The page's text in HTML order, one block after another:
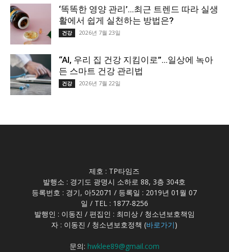
‘똑똑한 영양 관리’…최근 트렌드 따라 실생
활에서 쉽게 실천하는 방법은?
건강 2026년 7월 23일
“AI, 우리 집 건강 지킴이로”…일상에 녹아
든 스마트 건강 관리법
건강 2026년 7월 22일
제호 : TP타임즈
발행소 : 경기도 광명시 소하로 88, 3층 304호
등록번호 : 경기, 아52071 / 등록일 : 2019년 01월 07
일 / TEL : 1877-8256
발행인 : 이동진 / 편집인 : 최미상 / 청소년보호책임
자 : 이동진 / 청소년보호정책 (바로가기)
문의: hwklee89@gmail.com